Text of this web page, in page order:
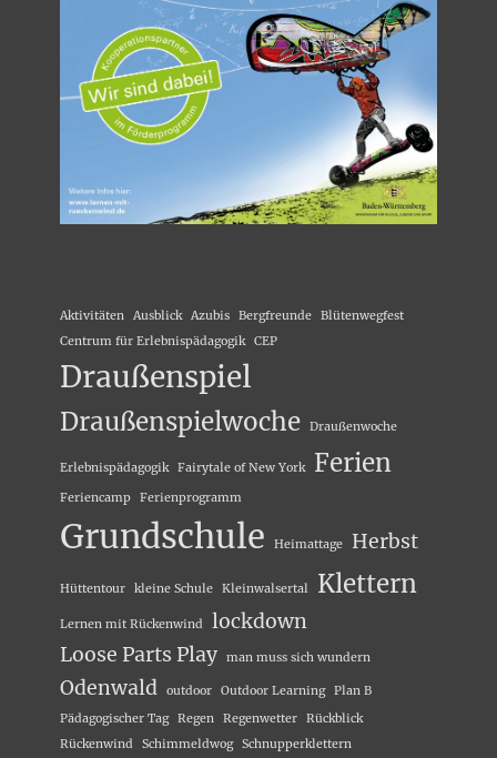
Aktivitäten Ausblick Azubis Bergfreunde
Blütenwegfest
Centrum für Erlebnispädagogik
CEP
Draußenspiel
Draußenspielwoche Draußenwoche
Erlebnispädagogik Fairytale of New York Ferien
Feriencamp Ferienprogramm
Grundschule Heimattage Herbst
Hüttentour kleine Schule Kleinwalsertal Klettern
Lernen mit Rückenwind
lockdown
Loose Parts Play
man muss sich wundern
Odenwald outdoor Outdoor Learning
Plan B
Pädagogischer Tag
Regen Regenwetter
Rückblick
Rückenwind
Schimmeldwog Schnupperklettern